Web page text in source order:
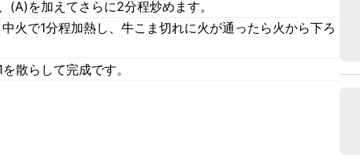
(A)を加えてさらに2分程炒めます。
火で1分程加熱し、牛こま切れに火が通ったら火から下ろ
散らして完成です。